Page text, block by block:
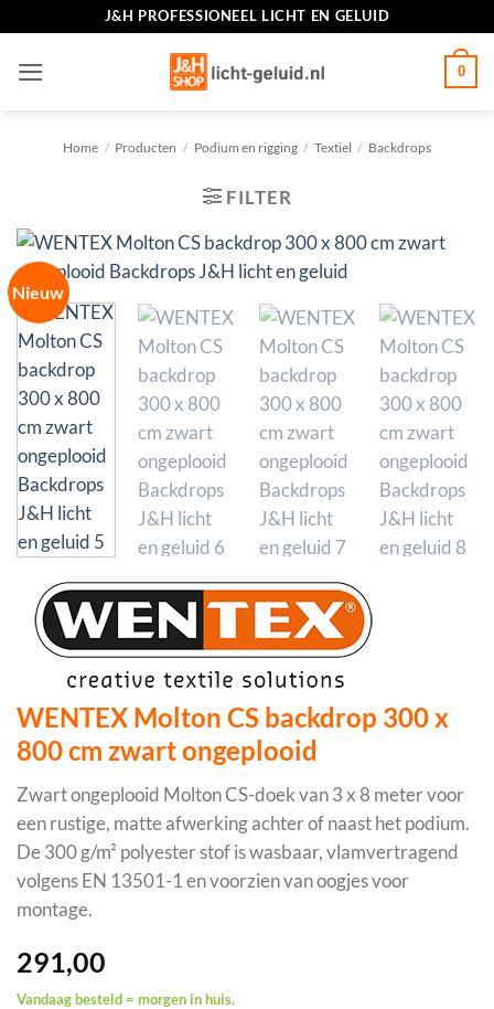
inhoud
J&H PROFESSIONEEL LICHT EN GELUID
0
Home / Producten / Podium en rigging / Textiel / Backdrops
FILTER
Nieuw
WENTEX Molton CS backdrop 300 x
800 cm zwart ongeplooid
Zwart ongeplooid Molton CS-doek van 3 x 8 meter voor
een rustige, matte afwerking achter of naast het podium.
De 300 g/m² polyester stof is wasbaar, vlamvertragend
volgens EN 13501-1 en voorzien van oogjes voor
montage.
291,00
Vandaag besteld = morgen in huis.